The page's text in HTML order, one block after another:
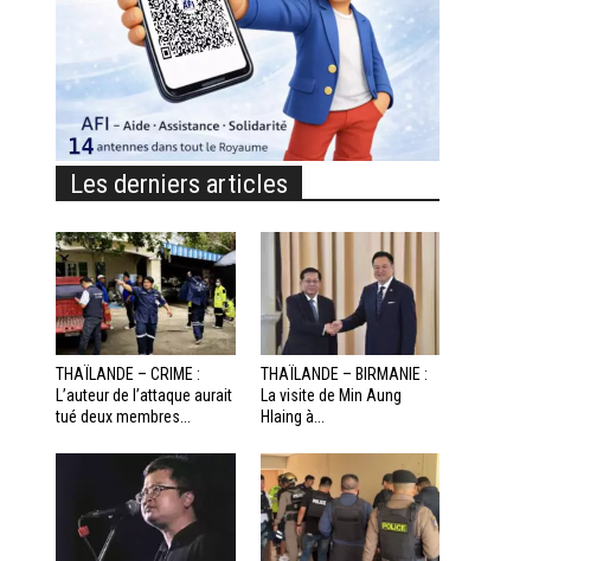
Les derniers articles
THAÏLANDE – CRIME :
L’auteur de l’attaque aurait
tué deux membres...
THAÏLANDE – BIRMANIE :
La visite de Min Aung
Hlaing à...